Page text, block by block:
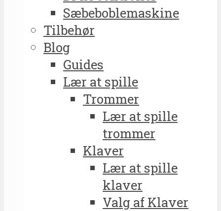
Sæbeboblemaskine
Tilbehør
Blog
Guides
Lær at spille
Trommer
Lær at spille
trommer
Klaver
Lær at spille
klaver
Valg af Klaver